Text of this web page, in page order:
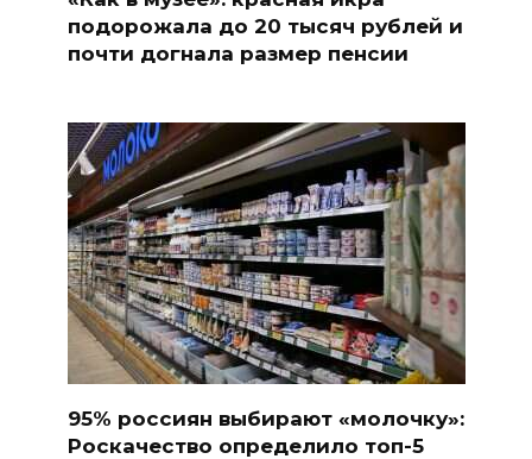
подорожала до 20 тысяч рублей и
почти догнала размер пенсии
95% россиян выбирают «молочку»:
Роскачество определило топ-5